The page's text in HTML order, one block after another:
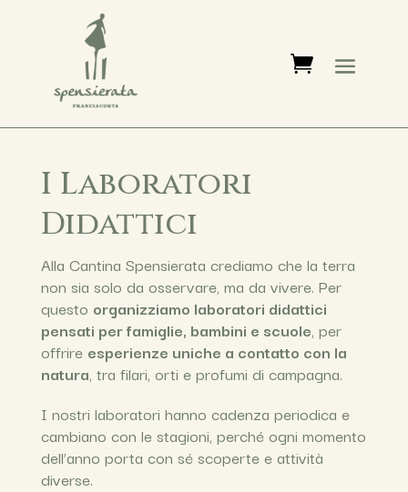
I Laboratori
Didattici
Alla Cantina Spensierata crediamo che la terra
non sia solo da osservare, ma da vivere. Per
questo organizziamo laboratori didattici
pensati per famiglie, bambini e scuole, per
offrire esperienze uniche a contatto con la
natura, tra filari, orti e profumi di campagna.
I nostri laboratori hanno cadenza periodica e
cambiano con le stagioni, perché ogni momento
dell’anno porta con sé scoperte e attività
diverse.